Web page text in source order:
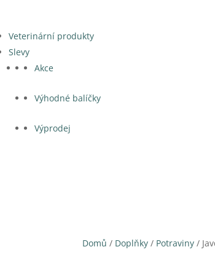
Veterinární produkty
Slevy
Akce
Výhodné balíčky
Výprodej
Domů / Doplňky / Potraviny /